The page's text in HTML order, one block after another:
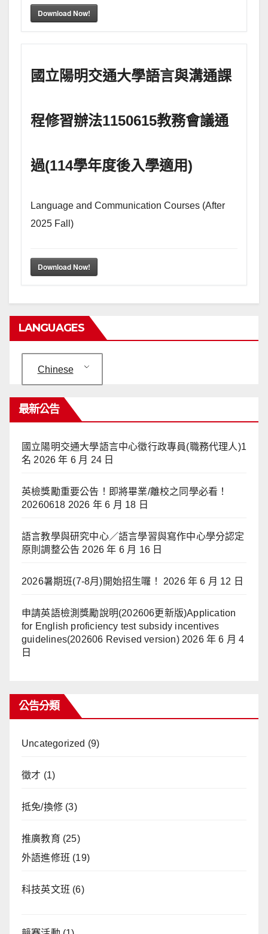
Download Now!
國立陽明交通大學語言與溝通課
程修習辦法1150615教務會議通
過(114學年度後入學適用)
Language and Communication Courses (After
2025 Fall)
Download Now!
LANGUAGES
Chinese
最新公告
國立陽明交通大學語言中心徵行政專員(職務代理人)1
名 2026 年 6 月 24 日
英檢獎勵重要公告！即將畢業/離校之同學必看！
20260618 2026 年 6 月 18 日
語言教學與研究中心／語言學習與寫作中心學分認定
原則調整公告 2026 年 6 月 16 日
2026暑期班(7-8月)開始招生囉！ 2026 年 6 月 12 日
申請英語檢測獎勵說明(202606更新版)Application
for English proficiency test subsidy incentives
guidelines(202606 Revised version) 2026 年 6 月 4
日
公告分類
Uncategorized (9)
徵才 (1)
抵免/換修 (3)
推廣教育 (25)
外語進修班 (19)
科技英文班 (6)